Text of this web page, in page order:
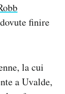
finire
la cui
a Uvalde,